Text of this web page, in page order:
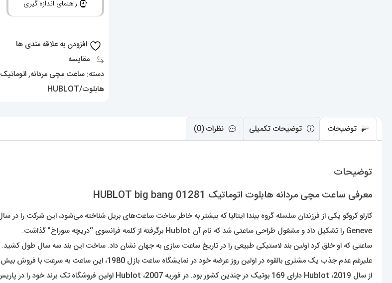
اتوماتیک
bang
راهنمای اندازه گیری
افزودن به علاقه مندی ها
مقایسه
دسته: ساعت مچی مردانه,اتوماتیک
هابلوت/HUBLOT
توضیحات توضیحات تکمیلی نظرات (0)
توضیحات
معرفی ساعت مچی مردانه هابلوت اتوماتیک HUBLOT big bang 01281
Geneve را تشکیل داد و مشغول طراحی ساعتی شد که نام آن Hublot برگرفته از کلمه فرانسوی “دریچه سوراخ” گذاشت.
ساعتی که او خلق کرد اولین بند لاستیکی طبیعی را در تاریخ ساعت سازی به جهان نشان داد. ساخت این بند سه سال طول کشید.
علیرغم عدم جذب یک مشتری بالقوه در اولین روز عرضه خود در نمایشگاه ساعت بازل 1980، این ساعت به سرعت با فروش بیش از 2 میلیون دلار در سال اول خود به موفقیت تجاری دست یافت.